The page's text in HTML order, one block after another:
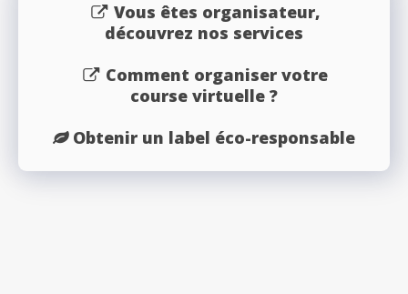
Vous êtes organisateur,
découvrez nos services
Comment organiser votre
course virtuelle ?
Obtenir un label éco-responsable